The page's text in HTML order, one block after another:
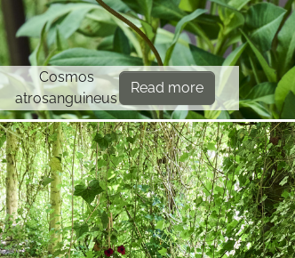
Cosmos
atrosanguineus
Read more